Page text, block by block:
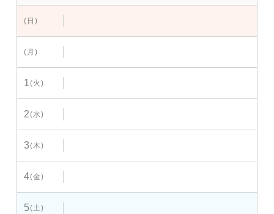
(日)
(月)
1(火)
2(水)
3(木)
4(金)
5(土)